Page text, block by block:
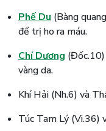
Phế Du (Bàng
để trị ho ra máu.
Chí Dương
vàng da.
Khí Hải (Nh.6) và
Túc Tam Lý (Vi.36)